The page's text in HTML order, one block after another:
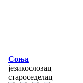
Соња
језикословац
староседелац